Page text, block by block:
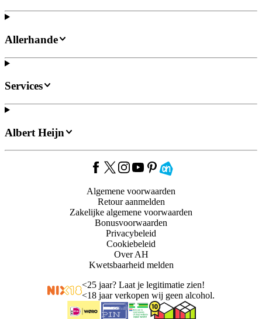
Allerhande
Services
Albert Heijn
Algemene voorwaarden
Retour aanmelden
Zakelijke algemene voorwaarden
Bonusvoorwaarden
Privacybeleid
Cookiebeleid
Over AH
Kwetsbaarheid melden
<25 jaar? Laat je legitimatie zien!
<18 jaar verkopen wij geen alcohol.